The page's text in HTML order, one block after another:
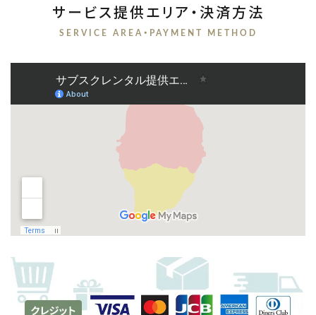
サービス提供エリア・決済方法
SERVICE AREA・PAYMENT METHOD